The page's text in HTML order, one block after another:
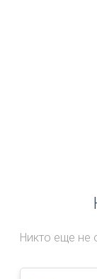
Никто еще не